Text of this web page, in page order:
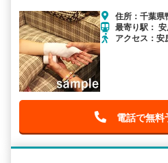
住所：千葉
最寄り駅：
アクセス：安
電話で無料